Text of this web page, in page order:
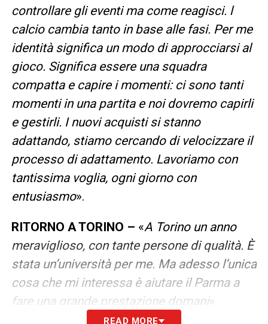
controllare gli eventi ma come reagisci. l
calcio cambia tanto in base alle fasi. Per me
identità significa un modo di approcciarsi al
gioco. Significa essere una squadra
compatta e capire i momenti: ci sono tanti
momenti in una partita e noi dovremo capirli
e gestirli. I nuovi acquisti si stanno
adattando, stiamo cercando di velocizzare il
processo di adattamento. Lavoriamo con
tantissima voglia, ogni giorno con
entusiasmo».
RITORNO A TORINO – «A Torino un anno
meraviglioso, con tante persone di qualità. È
stata un’università per me. Ma adesso l’unica
cosa che mi interessa è aiutare il Parma a
fare una grande prestazione domani».
READ MORE